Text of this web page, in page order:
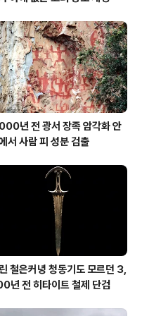
년 전 광서 장족 암각화 안
서 사람 피 성분 검출
철은커녕 청동기도 모르던 3,
년 전 히타이트 철제 단검